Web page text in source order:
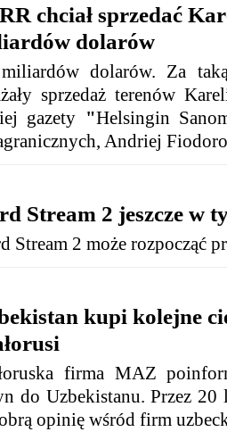
chciał sprzedać
dolarów
dolarów. Za
sprzedaż terenów
gazety "Helsingin
Andriej
Stream 2 jeszcze w
Stream 2 może rozpocząć
kupi kolejne
firma MAZ
do Uzbekistanu. Przez 20
opinię wśród firm